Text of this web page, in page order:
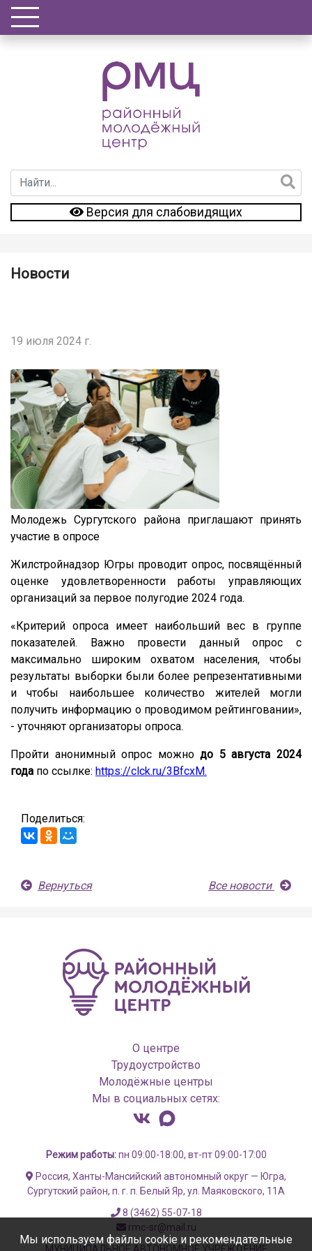
Версия для слабовидящих
Новости
19 июля 2024 г.
Молодежь Сургутского района приглашают принять
участие в опросе
Жилстройнадзор Югры проводит опрос, посвящённый
оценке удовлетворенности работы управляющих
организаций за первое полугодие 2024 года.
«Критерий опроса имеет наибольший вес в группе
показателей. Важно провести данный опрос с
максимально широким охватом населения, чтобы
результаты выборки были более репрезентативными
и чтобы наибольшее количество жителей могли
получить информацию о проводимом рейтинговании»,
- уточняют организаторы опроса.
Пройти анонимный опрос можнодо 5 августа 2024
года по ссылке: https://clck.ru/3BfcxM.
Поделиться:
Вернуться Все новости
О центре
Трудоустройство
Молодёжные центры
Мы в социальных сетях:
Режим работы:пн 09:00-18:00, вт-пт 09:00-17:00
Россия, Ханты-Мансийский автономный округ — Югра,
Сургутский район, п. г. п. Белый Яр, ул. Маяковского, 11А
8 (3462) 55-07-18
rmc-sr@mail.ru
МУНИЦИПАЛЬНОЕ АВТОНОМНОЕ УЧРЕЖДЕНИЕ
Мы используем файлы cookie и рекомендательные